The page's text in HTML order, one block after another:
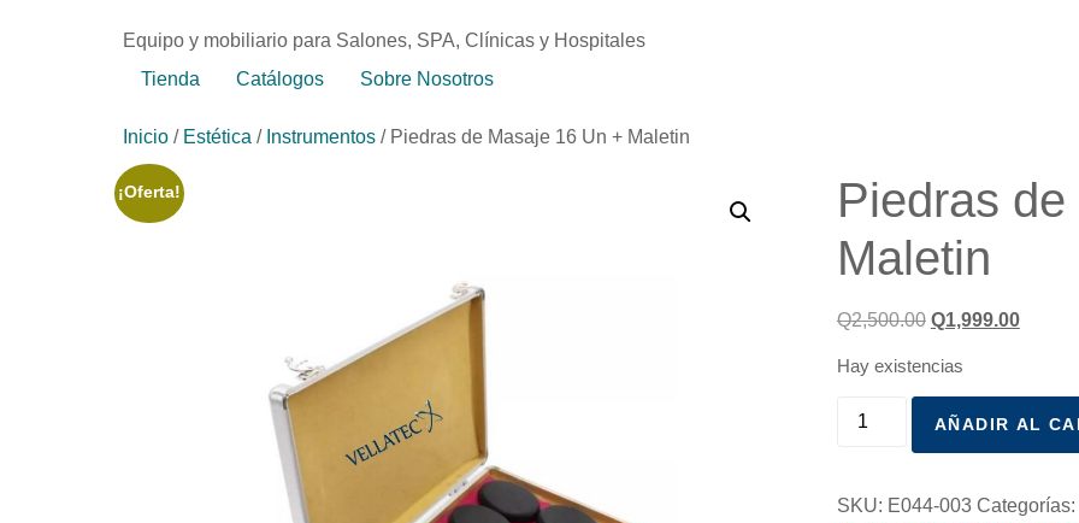
Equipo y mobiliario para Salones, SPA, Clínicas y Hospitales
Tienda
Catálogos Sobre Nosotros
Inicio / Estética / Instrumentos / Piedras de Masaje 16 Un + Maletin
¡Oferta!
Piedras
Maletin
Q2,500.00 Q1,999.00
Hay existencias
AÑADIR AL
SKU: E044-003 Categorías: